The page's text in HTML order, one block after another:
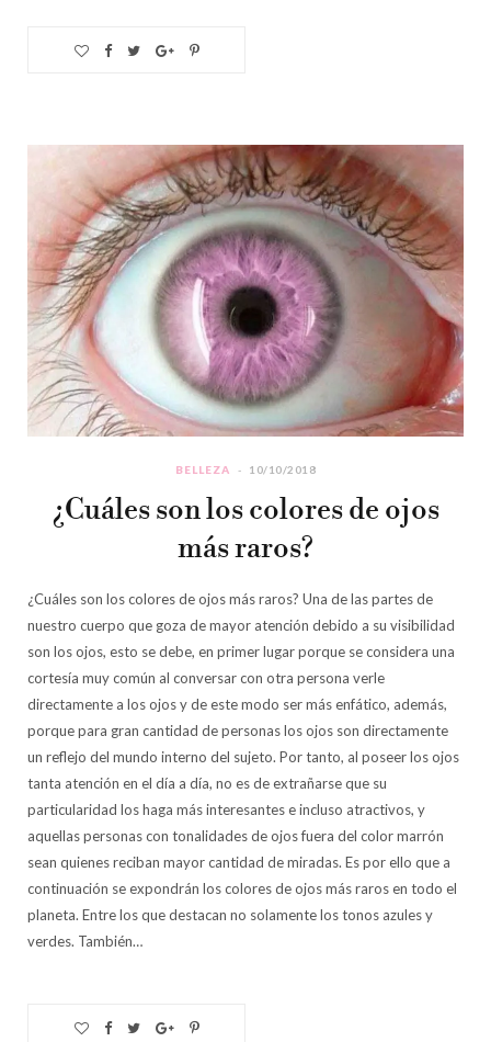
BELLEZA 10/10/2018
¿Cuáles son los colores de ojos
más raros?
¿Cuáles son los colores de ojos más raros? Una de las partes de
nuestro cuerpo que goza de mayor atención debido a su visibilidad
son los ojos, esto se debe, en primer lugar porque se considera una
cortesía muy común al conversar con otra persona verle
directamente a los ojos y de este modo ser más enfático, además,
porque para gran cantidad de personas los ojos son directamente
un reflejo del mundo interno del sujeto. Por tanto, al poseer los ojos
tanta atención en el día a día, no es de extrañarse que su
particularidad los haga más interesantes e incluso atractivos, y
aquellas personas con tonalidades de ojos fuera del color marrón
sean quienes reciban mayor cantidad de miradas. Es por ello que a
continuación se expondrán los colores de ojos más raros en todo el
planeta. Entre los que destacan no solamente los tonos azules y
verdes. También…